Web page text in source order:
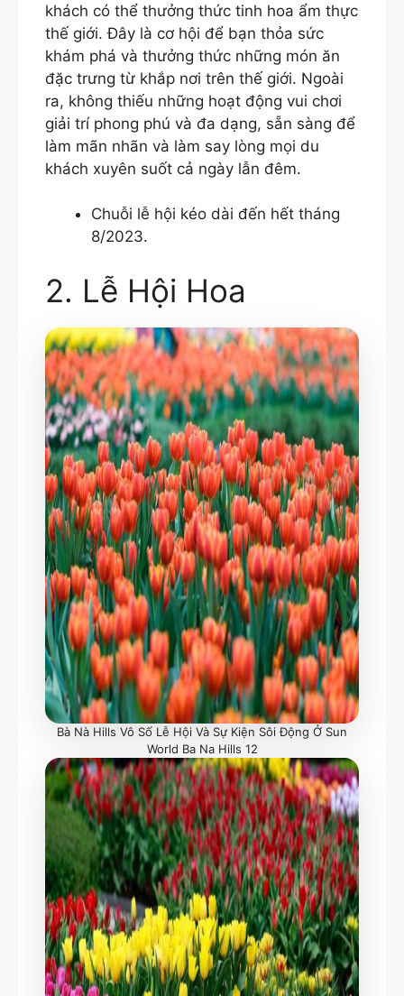
khách có thể thưởng thức tinh hoa ẩm thực
thế giới. Đây là cơ hội để bạn thỏa sức
khám phá và thưởng thức những món ăn
đặc trưng từ khắp nơi trên thế giới. Ngoài
ra, không thiếu những hoạt động vui chơi
giải trí phong phú và đa dạng, sẵn sàng để
làm mãn nhãn và làm say lòng mọi du
khách xuyên suốt cả ngày lẫn đêm.
Chuỗi lễ hội kéo dài đến hết tháng
8/2023.
2. Lễ Hội Hoa
Bà Nà Hills Vô Số Lễ Hội Và Sự Kiện Sôi Động Ở Sun
World Ba Na Hills 12